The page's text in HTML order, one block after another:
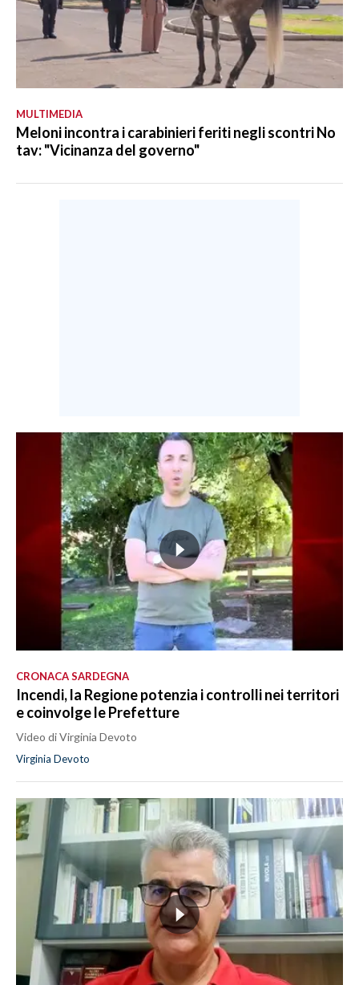
MULTIMEDIA
Meloni incontra i carabinieri feriti negli scontri No
tav: "Vicinanza del governo"
CRONACA SARDEGNA
Incendi, la Regione potenzia i controlli nei territori
e coinvolge le Prefetture
Video di Virginia Devoto
Virginia Devoto